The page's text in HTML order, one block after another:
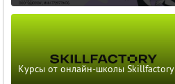
Курсы от онлайн-школы Skillfactory